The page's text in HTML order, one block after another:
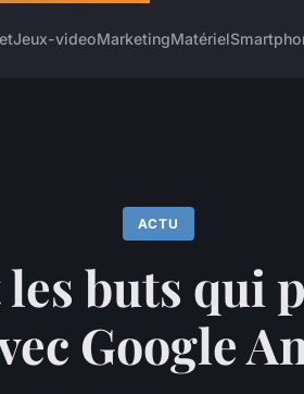
Jeux-videoMarketingMatériel
ACTU
buts qui
Google